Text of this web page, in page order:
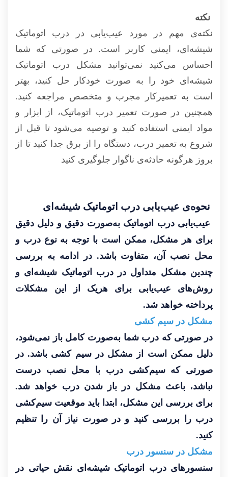
نکته‌
نکته‌ی مهم در مورد عیب‌یابی در درب اتوماتیک
شیشه‌ای، ایمنی کاربر است. در صورتی که شما
احساس می‌کنید نمی‌توانید مشکل درب اتوماتیک
شیشه‌ای خود را به صورت خودکار حل کنید، بهتر
است به تعمیرکار مجرب و متخصص مراجعه کنید.
همچنین در صورت تعمیر درب اتوماتیک، از ابزار و
مواد ایمنی استفاده کنید و توصیه می‌شود تا قبل از
شروع به تعمیر درب، دستگاه را از برق جدا کنید تا از
بروز هرگونه حادثه‌ی ناگوار جلوگیری کنید
نحوه‌ی عیب‌یابی درب اتوماتیک شیشه‌ای
عیب‌یابی درب اتوماتیک به‌صورت دقیق و دلیل دقیق
برای هر مشکل، ممکن است با توجه به نوع درب و
محل نصب آن، متفاوت باشد. در ادامه به بررسی
چندین مشکل متداول در درب اتوماتیک شیشه‌ای و
روش‌های عیب‌یابی برای هریک از این مشکلات
پرداخته خواهد شد.
مشکل در سیم کشی
در صورتی که درب شما به‌صورت کامل باز نمی‌شود،
دلیل ممکن است از مشکل در سیم کشی باشد. در
صورتی که سیم‌کشی درب با محل نصب درست
نباشد، باعث مشکل در باز شدن درب خواهد شد.
برای بررسی این مشکل، ابتدا باید موقعیت سیم‌کشی
درب را بررسی کنید و در صورت نیاز آن را تنظیم
کنید.
مشکل در سنسور درب
سنسورهای درب اتوماتیک شیشه‌ای نقش حیاتی در